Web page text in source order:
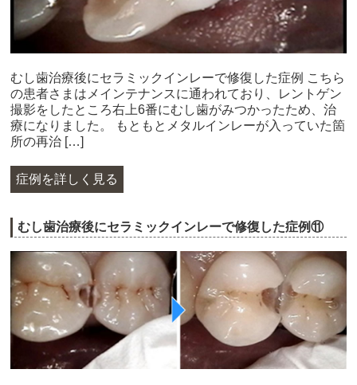
むし歯治療後にセラミックインレーで修復した症例 こちら
の患者さまはメインテナンスに通われており、レントゲン
撮影をしたところ右上6番にむし歯がみつかったため、治
療になりました。 もともとメタルインレーが入っていた箇
所の再治 […]
症例を詳しく見る
むし歯治療後にセラミックインレーで修復した症例⑪